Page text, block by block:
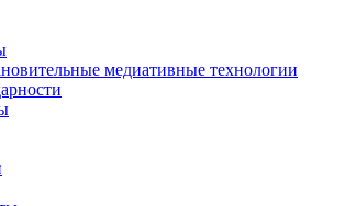
медиативные технологии